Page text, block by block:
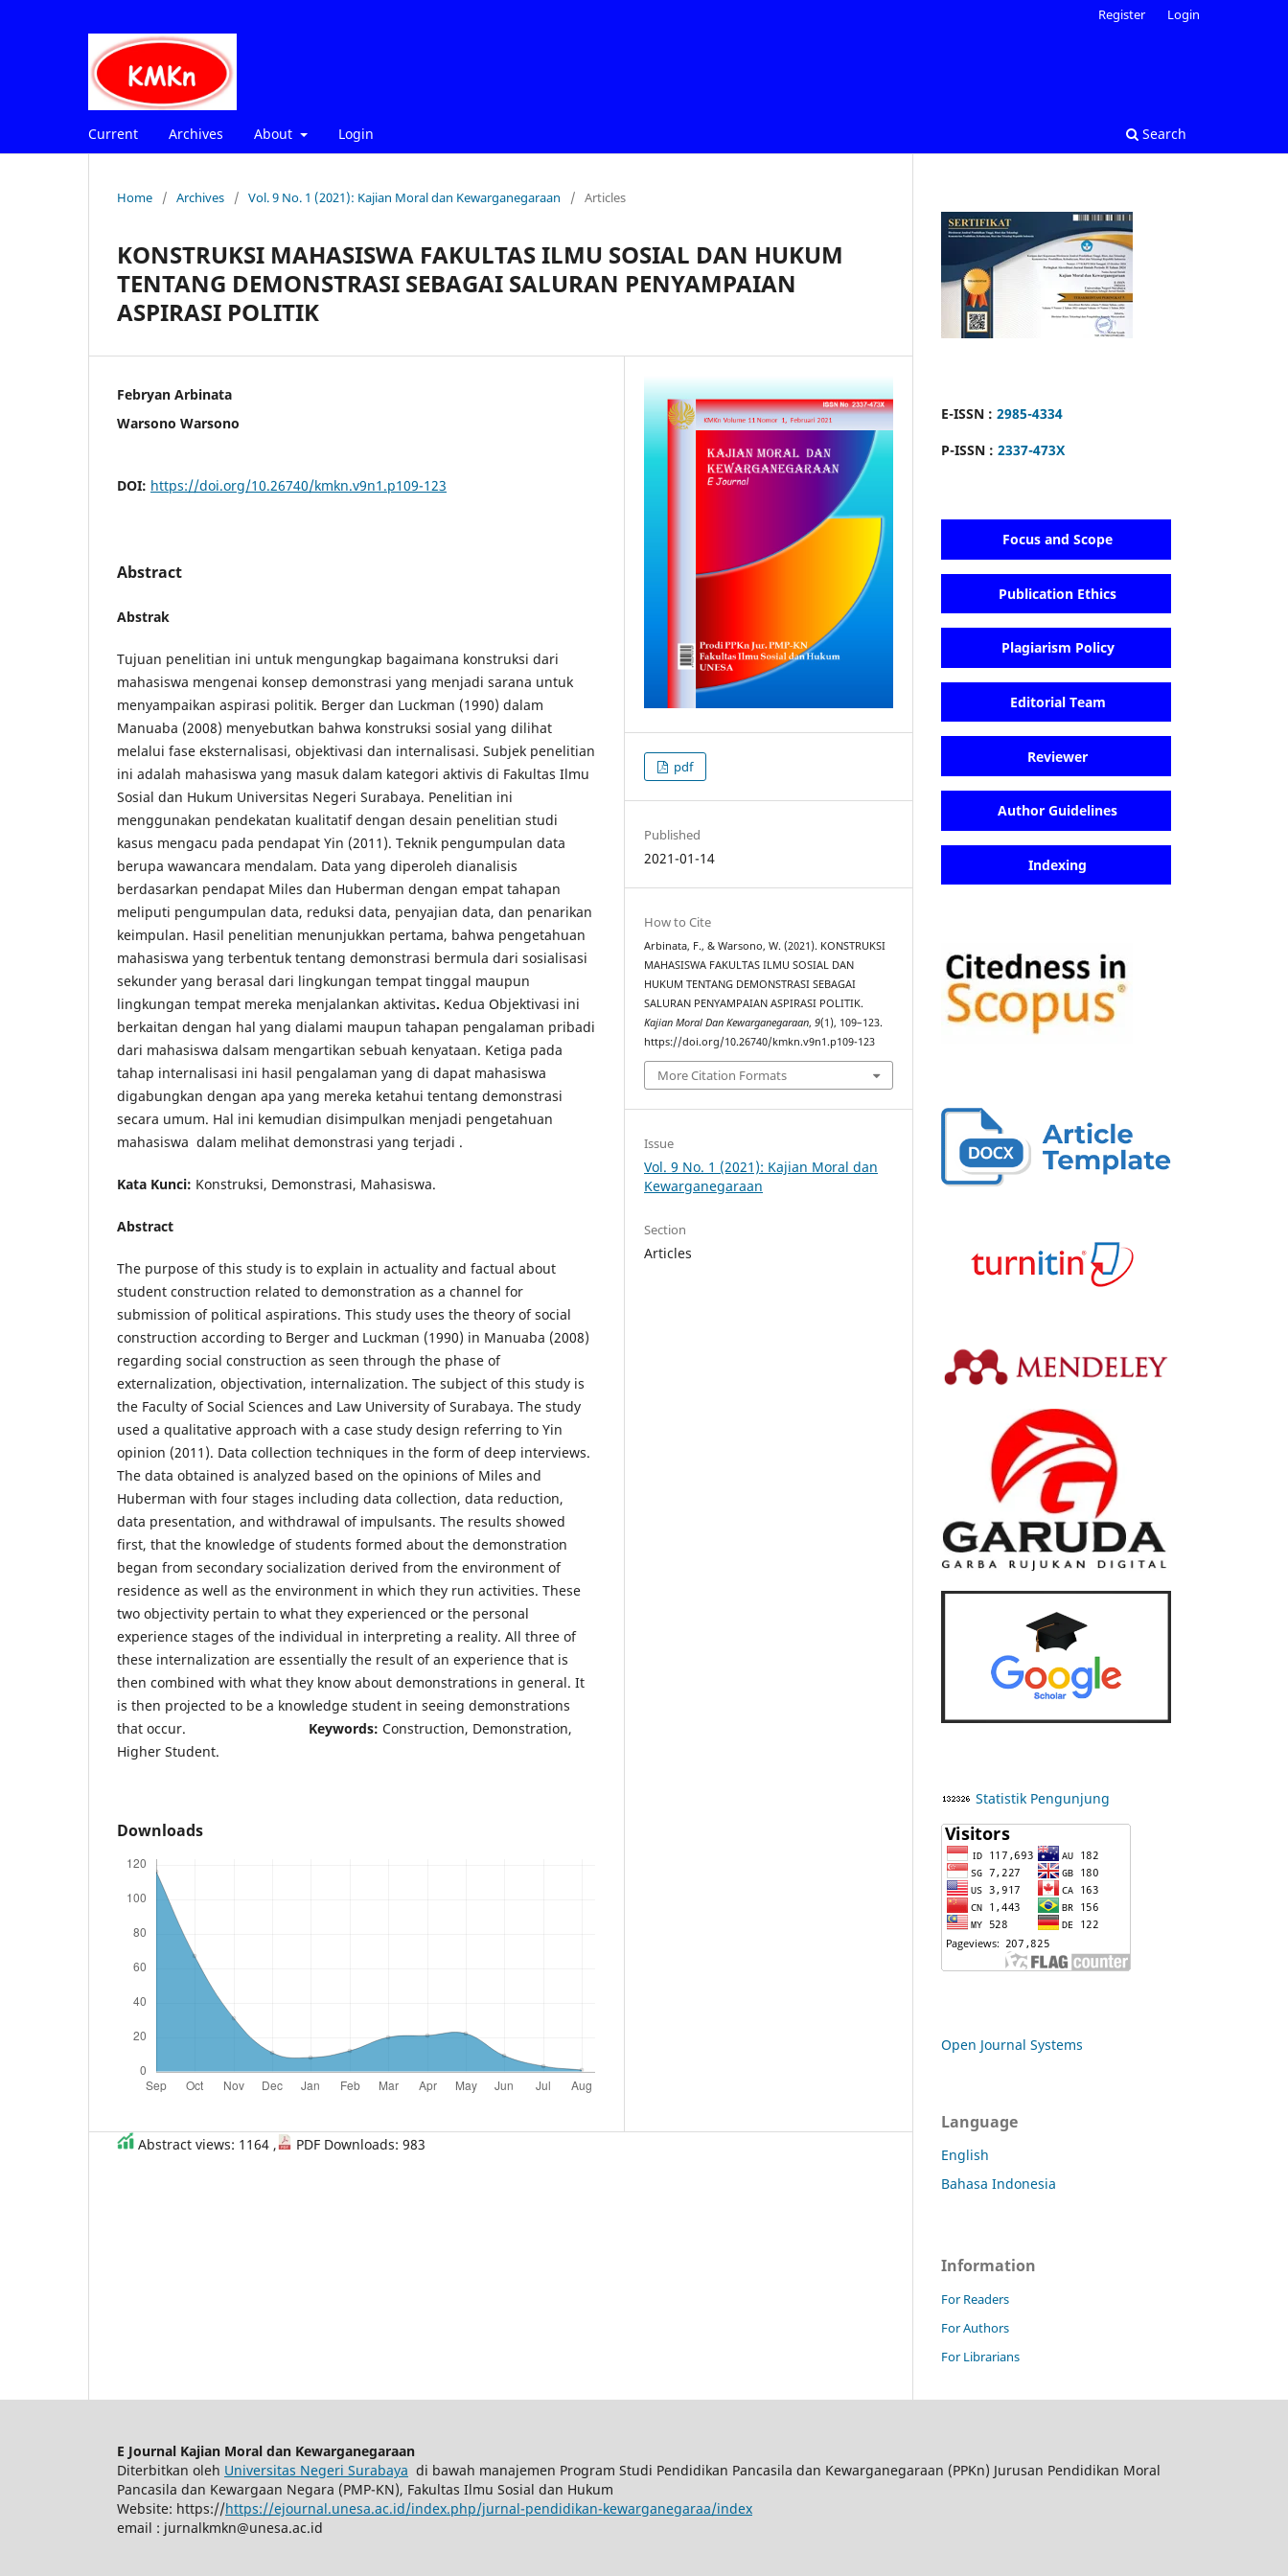
Current Archives About Login Search
Register Login
Home / Archives / Vol. 9 No. 1 (2021): Kajian Moral dan Kewarganegaraan / Articles
KONSTRUKSI MAHASISWA FAKULTAS ILMU SOSIAL DAN HUKUM
TENTANG DEMONSTRASI SEBAGAI SALURAN PENYAMPAIAN
ASPIRASI POLITIK
Febryan Arbinata
Warsono Warsono
DOI: https://doi.org/10.26740/kmkn.v9n1.p109-123
Abstract
Abstrak
Tujuan penelitian ini untuk mengungkap bagaimana konstruksi dari
mahasiswa mengenai konsep demonstrasi yang menjadi sarana untuk
menyampaikan aspirasi politik. Berger dan Luckman (1990) dalam
Manuaba (2008) menyebutkan bahwa konstruksi sosial yang dilihat
melalui fase eksternalisasi, objektivasi dan internalisasi. Subjek penelitian
ini adalah mahasiswa yang masuk dalam kategori aktivis di Fakultas Ilmu
Sosial dan Hukum Universitas Negeri Surabaya. Penelitian ini
menggunakan pendekatan kualitatif dengan desain penelitian studi
kasus mengacu pada pendapat Yin (2011). Teknik pengumpulan data
berupa wawancara mendalam. Data yang diperoleh dianalisis
berdasarkan pendapat Miles dan Huberman dengan empat tahapan
meliputi pengumpulan data, reduksi data, penyajian data, dan penarikan
keimpulan. Hasil penelitian menunjukkan pertama, bahwa pengetahuan
mahasiswa yang terbentuk tentang demonstrasi bermula dari sosialisasi
sekunder yang berasal dari lingkungan tempat tinggal maupun
lingkungan tempat mereka menjalankan aktivitas. Kedua Objektivasi ini
berkaitan dengan hal yang dialami maupun tahapan pengalaman pribadi
dari mahasiswa dalsam mengartikan sebuah kenyataan. Ketiga pada
tahap internalisasi ini hasil pengalaman yang di dapat mahasiswa
digabungkan dengan apa yang mereka ketahui tentang demonstrasi
secara umum. Hal ini kemudian disimpulkan menjadi pengetahuan
mahasiswa dalam melihat demonstrasi yang terjadi .
Kata Kunci: Konstruksi, Demonstrasi, Mahasiswa.
Abstract
The purpose of this study is to explain in actuality and factual about
student construction related to demonstration as a channel for
submission of political aspirations. This study uses the theory of social
construction according to Berger and Luckman (1990) in Manuaba (2008)
regarding social construction as seen through the phase of
externalization, objectivation, internalization. The subject of this study is
the Faculty of Social Sciences and Law University of Surabaya. The study
used a qualitative approach with a case study design referring to Yin
opinion (2011). Data collection techniques in the form of deep interviews.
The data obtained is analyzed based on the opinions of Miles and
Huberman with four stages including data collection, data reduction,
data presentation, and withdrawal of impulsants. The results showed
first, that the knowledge of students formed about the demonstration
began from secondary socialization derived from the environment of
residence as well as the environment in which they run activities. These
two objectivity pertain to what they experienced or the personal
experience stages of the individual in interpreting a reality. All three of
these internalization are essentially the result of an experience that is
then combined with what they know about demonstrations in general. It
is then projected to be a knowledge student in seeing demonstrations
that occur. Keywords: Construction, Demonstration,
Higher Student.
Downloads
pdf
Published
2021-01-14
How to Cite
Arbinata, F., & Warsono, W. (2021). KONSTRUKSI
MAHASISWA FAKULTAS ILMU SOSIAL DAN
HUKUM TENTANG DEMONSTRASI SEBAGAI
SALURAN PENYAMPAIAN ASPIRASI POLITIK.
Kajian Moral Dan Kewarganegaraan, 9(1), 109–123.
https://doi.org/10.26740/kmkn.v9n1.p109-123
More Citation Formats
Issue
Vol. 9 No. 1 (2021): Kajian Moral dan
Kewarganegaraan
Section
Articles
Abstract views: 1164 , PDF Downloads: 983
E-ISSN : 2985-4334
P-ISSN : 2337-473X
Focus and Scope
Publication Ethics
Plagiarism Policy
Editorial Team
Reviewer
Author Guidelines
Indexing
Statistik Pengunjung
Open Journal Systems
Language
English
Bahasa Indonesia
Information
For Readers
For Authors
For Librarians
E Journal Kajian Moral dan Kewarganegaraan
Diterbitkan oleh Universitas Negeri Surabaya di bawah manajemen Program Studi Pendidikan Pancasila dan Kewarganegaraan (PPKn) Jurusan Pendidikan Moral
Pancasila dan Kewargaan Negara (PMP-KN), Fakultas Ilmu Sosial dan Hukum
Website: https://https://ejournal.unesa.ac.id/index.php/jurnal-pendidikan-kewarganegaraa/index
email : jurnalkmkn@unesa.ac.id